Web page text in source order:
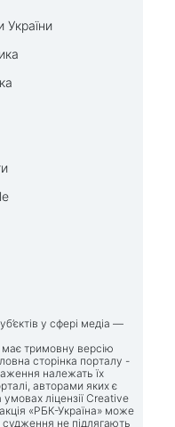
України
у сфері медіа —
має тримовну версію
сторінка порталу -
належать їх
авторами яких є
ліцензії Creative
«РБК-Україна» може
судження не підлягають